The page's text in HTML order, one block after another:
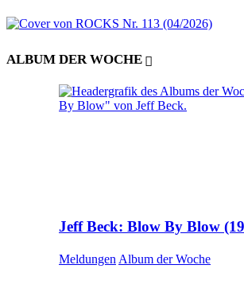
ALBUM DER WOCHE
Jeff Beck: Blow By Blow
Meldungen Album der Woche